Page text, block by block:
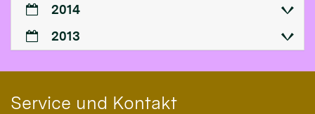
2014
2013
Service und Kontakt